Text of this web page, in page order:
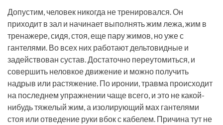
Допустим, человек никогда не тренировался. Он
приходит в зал и начинает выполнять жим лежа, жим в
тренажере, сидя, стоя, еще пару жимов, но уже с
гантелями. Во всех них работают дельтовидные и
задействован сустав. Достаточно переутомиться, и
совершить неловкое движение и можно получить
надрыв или растяжение. По иронии, травма происходит
на последнем упражнении чаще всего, и это не какой-
нибудь тяжелый жим, а изолирующий мах гантелями
стоя или отведение руки вбок с кабелем. Причина тут не